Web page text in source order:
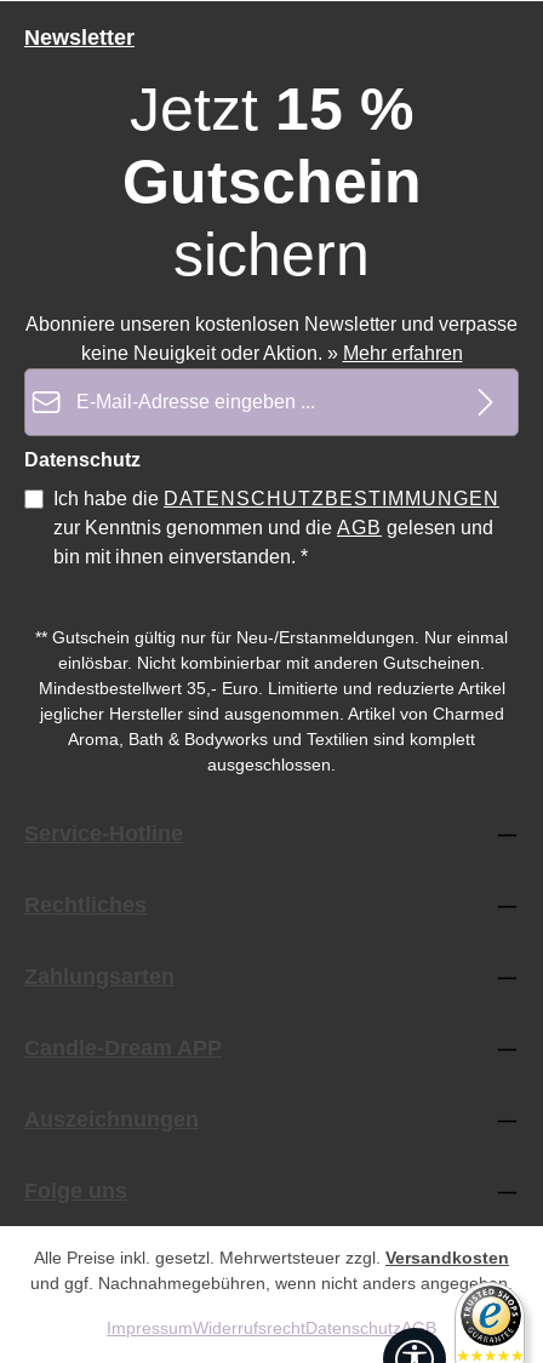
Durchschnittliche Bewertung von 0 von 5 Sternen
Newsletter
Jetzt 15 %
Gutschein
sichern
Abonniere unseren kostenlosen Newsletter und verpasse
keine Neuigkeit oder Aktion. » Mehr erfahren
Datenschutz
Ich habe die DATENSCHUTZBESTIMMUNGEN
zur Kenntnis genommen und die AGB gelesen und
bin mit ihnen einverstanden. *
** Gutschein gültig nur für Neu-/Erstanmeldungen. Nur einmal
einlösbar. Nicht kombinierbar mit anderen Gutscheinen.
Mindestbestellwert 35,- Euro. Limitierte und reduzierte Artikel
jeglicher Hersteller sind ausgenommen. Artikel von Charmed
Aroma, Bath & Bodyworks und Textilien sind komplett
ausgeschlossen.
Alle Preise inkl. gesetzl. Mehrwertsteuer zzgl. Versandkosten
und ggf. Nachnahmegebühren, wenn nicht anders angegeben.
ImpressumWiderrufsrechtDatenschutzAGB